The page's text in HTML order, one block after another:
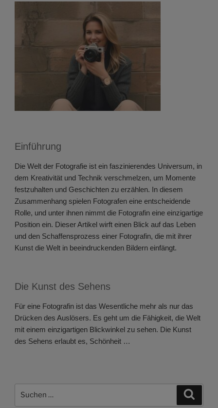
Einführung
Die Welt der Fotografie ist ein faszinierendes Universum, in
dem Kreativität und Technik verschmelzen, um Momente
festzuhalten und Geschichten zu erzählen. In diesem
Zusammenhang spielen Fotografen eine entscheidende
Rolle, und unter ihnen nimmt die Fotografin eine einzigartige
Position ein. Dieser Artikel wirft einen Blick auf das Leben
und den Schaffensprozess einer Fotografin, die mit ihrer
Kunst die Welt in beeindruckenden Bildern einfängt.
Die Kunst des Sehens
Für eine Fotografin ist das Wesentliche mehr als nur das
Drücken des Auslösers. Es geht um die Fähigkeit, die Welt
mit einem einzigartigen Blickwinkel zu sehen. Die Kunst
des Sehens erlaubt es, Schönheit …